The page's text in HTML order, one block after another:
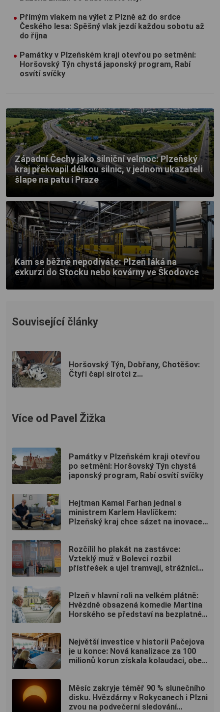
Přímým vlakem na výlet z Plzně až do srdce
Českého lesa: Spěšný vlak jezdí každou sobotu až
do října
Památky v Plzeňském kraji otevřou po setmění:
Horšovský Týn chystá japonský program, Rabí
osvítí svíčky
Západní Čechy jako silniční velmoc: Plzeňský
kraj překvapil délkou silnic, v jednom ukazateli
šlape na patu i Praze
Kam se běžně nepodíváte: Plzeň láká na
exkurzi do Stocku nebo kovárny ve Škodovce
Související články
Horšovský Týn, Dobřany, Chotěšov:
Čtyři čapí sirotci z...
Více od Pavel Žižka
Památky v Plzeňském kraji otevřou
po setmění: Horšovský Týn chystá
japonský program, Rabí osvítí svíčky
Hejtman Kamal Farhan jednal s
ministrem Karlem Havlíčkem:
Plzeňský kraj chce sázet na inovace
Rozčílil ho plakát na zastávce:
Vzteklý muž v Bolevci rozbil
přístřešek a ujel tramvají, strážníci
Plzeň v hlavní roli na velkém plátně:
Hvězdně obsazená komedie Martina
Horského se představí na bezplatné
Největší investice v historii Pačejova
je u konce: Nová kanalizace za 100
milionů korun získala kolaudaci, obec
Měsíc zakryje téměř 90 % slunečního
disku. Hvězdárny v Rokycanech i Plzni
zvou na podvečerní sledování